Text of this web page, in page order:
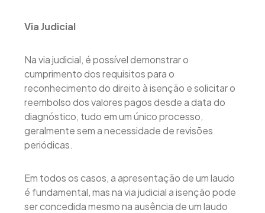
Via Judicial
Na via judicial, é possível demonstrar o
cumprimento dos requisitos para o
reconhecimento do direito à isenção e solicitar o
reembolso dos valores pagos desde a data do
diagnóstico, tudo em um único processo,
geralmente sem a necessidade de revisões
periódicas.
Em todos os casos, a apresentação de um laudo
é fundamental, mas na via judicial a isenção pode
ser concedida mesmo na ausência de um laudo